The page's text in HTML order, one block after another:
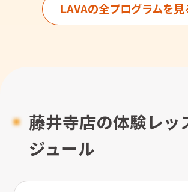
LAVAの全プログラムを見
藤井寺店の体験レッ
ジュール